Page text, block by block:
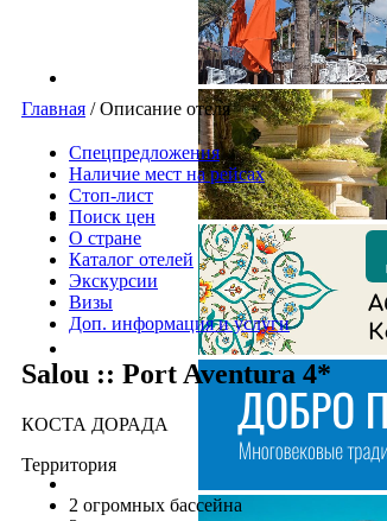
Главная /Описание отеля
Спецпредложения
Наличие мест на рейсах
Стоп-лист
Поиск цен
О стране
Каталог отелей
Экскурсии
Визы
Доп. информация и услуги
Salou :: Port Aventura 4*
КОСТА ДОРАДА
Территория
2 огромных бассейна